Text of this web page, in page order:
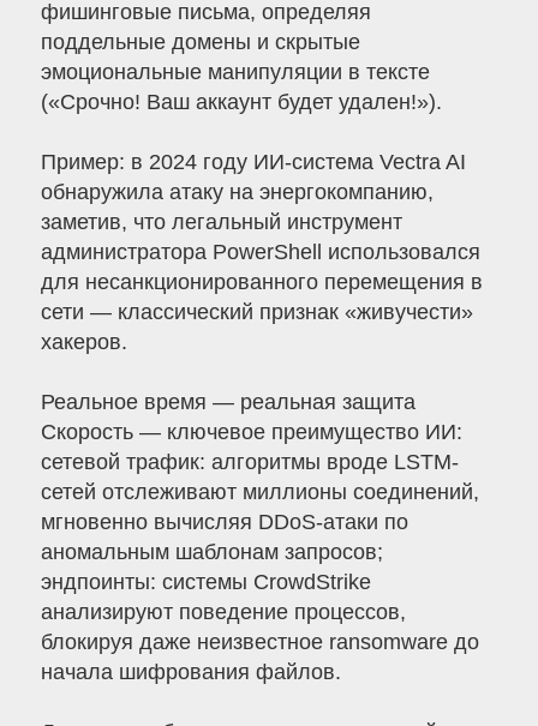
фишинговые письма, определяя
поддельные домены и скрытые
эмоциональные манипуляции в тексте
(«Срочно! Ваш аккаунт будет удален!»).
Пример: в 2024 году ИИ-система Vectra AI
обнаружила атаку на энергокомпанию,
заметив, что легальный инструмент
администратора PowerShell использовался
для несанкционированного перемещения в
сети — классический признак «живучести»
хакеров.
Реальное время — реальная защита
Скорость — ключевое преимущество ИИ:
сетевой трафик: алгоритмы вроде LSTM-
сетей отслеживают миллионы соединений,
мгновенно вычисляя DDoS-атаки по
аномальным шаблонам запросов;
эндпоинты: системы CrowdStrike
анализируют поведение процессов,
блокируя даже неизвестное ransomware до
начала шифрования файлов.